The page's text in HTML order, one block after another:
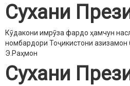
Сухани
Кӯдакони имрӯза фардо ҳамчун
номбардори Тоҷикистони азизамон
Э.Раҳмон
Сухани